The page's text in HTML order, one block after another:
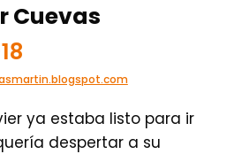
Cuevas
ya estaba listo para ir
despertar a su